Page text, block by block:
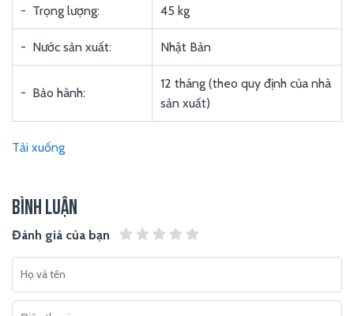
- Trọng lượng: 45 kg
- Nước sản xuất: Nhật Bản
- Bảo hành:
12 tháng (theo quy định của nhà
sản xuất)
Tải xuống
BÌNH LUẬN
Đánh giá của bạn